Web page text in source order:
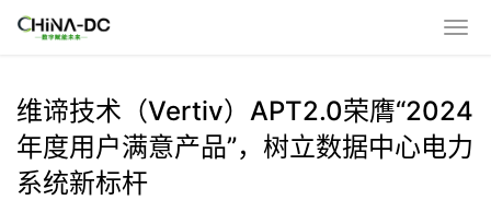
维谛技术（Vertiv）APT2.0荣膺“2024
年度用户满意产品”，树立数据中心电力
系统新标杆